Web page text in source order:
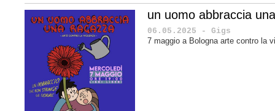
un uomo abbraccia
06.05.2025 - Gigs
7 maggio a Bologna arte contro la